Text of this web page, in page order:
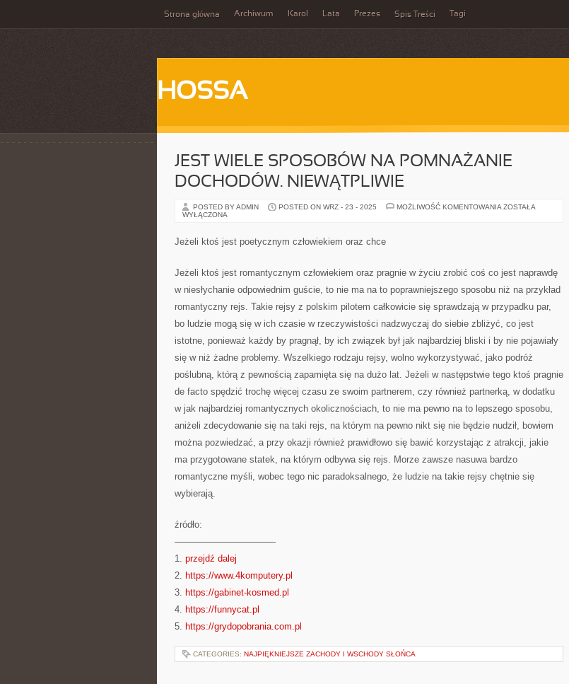
Strona główna Archiwum Karol Lata Prezes Spis Treści Tagi
HOSSA
JEST WIELE SPOSOBÓW NA POMNAŻANIE
DOCHODÓW. NIEWĄTPLIWIE
POSTED BY ADMIN POSTED ON WRZ - 23 - 2025 MOŻLIWOŚĆ KOMENTOWANIA JEST
ZOSTAŁA
WYŁĄCZONA
Jeżeli ktoś jest poetycznym człowiekiem oraz chce
Jeżeli ktoś jest romantycznym człowiekiem oraz pragnie w życiu zrobić coś co jest naprawdę
w niesłychanie odpowiednim guście, to nie ma na to poprawniejszego sposobu niż na przykład
romantyczny rejs. Takie rejsy z polskim pilotem całkowicie się sprawdzają w przypadku par,
bo ludzie mogą się w ich czasie w rzeczywistości nadzwyczaj do siebie zbliżyć, co jest
istotne, ponieważ każdy by pragnął, by ich związek był jak najbardziej bliski i by nie pojawiały
się w niż żadne problemy. Wszelkiego rodzaju rejsy, wolno wykorzystywać, jako podróż
poślubną, którą z pewnością zapamięta się na dużo lat. Jeżeli w następstwie tego ktoś pragnie
de facto spędzić trochę więcej czasu ze swoim partnerem, czy również partnerką, w dodatku
w jak najbardziej romantycznych okolicznościach, to nie ma pewno na to lepszego sposobu,
aniżeli zdecydowanie się na taki rejs, na którym na pewno nikt się nie będzie nudził, bowiem
można pozwiedzać, a przy okazji również prawidłowo się bawić korzystając z atrakcji, jakie
ma przygotowane statek, na którym odbywa się rejs. Morze zawsze nasuwa bardzo
romantyczne myśli, wobec tego nic paradoksalnego, że ludzie na takie rejsy chętnie się
wybierają.
źródło:
———————————
1. przejdź dalej
2. https://www.4komputery.pl
3. https://gabinet-kosmed.pl
4. https://funnycat.pl
5. https://grydopobrania.com.pl
CATEGORIES: NAJPIĘKNIEJSZE ZACHODY I WSCHODY SŁOŃCA